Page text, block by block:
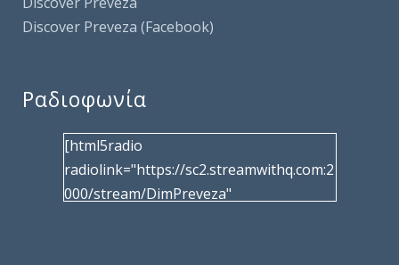
Discover Preveza (Facebook)
Ραδιοφωνία
[html5radio
radiolink="https://sc2.streamwithq.com:2
000/stream/DimPreveza"